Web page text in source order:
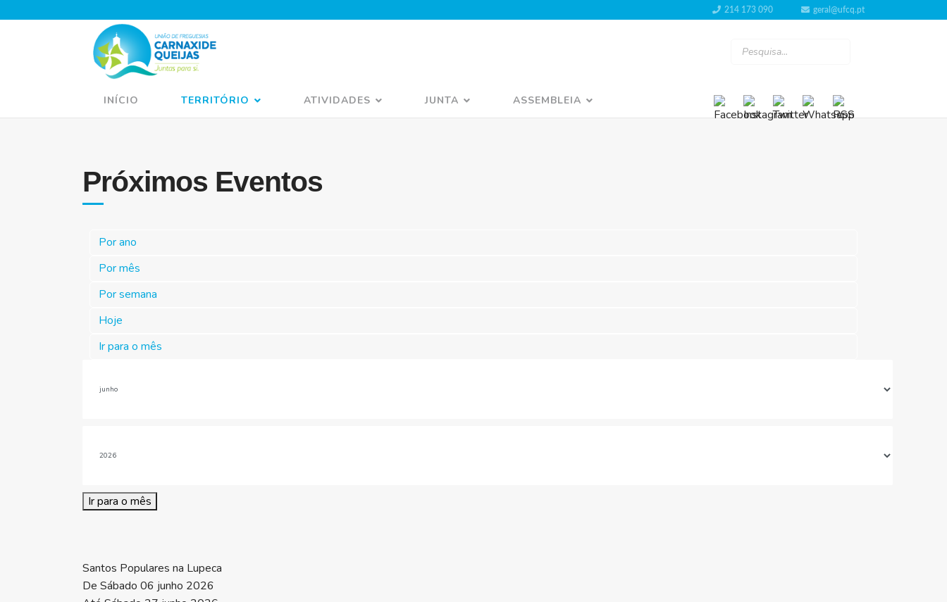
214 173 090 geral@ufcq.pt
INÍCIO TERRITÓRIO ATIVIDADES JUNTA ASSEMBLEIA
Próximos Eventos
Por ano
Por mês
Por semana
Hoje
Ir para o mês
Ir para o mês
Santos Populares na Lupeca
De Sábado 06 junho 2026